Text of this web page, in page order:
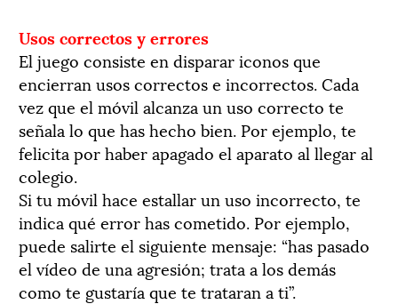
Usos correctos y errores
El juego consiste en disparar iconos que
encierran usos correctos e incorrectos. Cada
vez que el móvil alcanza un uso correcto te
señala lo que has hecho bien. Por ejemplo, te
felicita por haber apagado el aparato al llegar al
colegio.
Si tu móvil hace estallar un uso incorrecto, te
indica qué error has cometido. Por ejemplo,
puede salirte el siguiente mensaje: “has pasado
el vídeo de una agresión; trata a los demás
como te gustaría que te trataran a ti”.